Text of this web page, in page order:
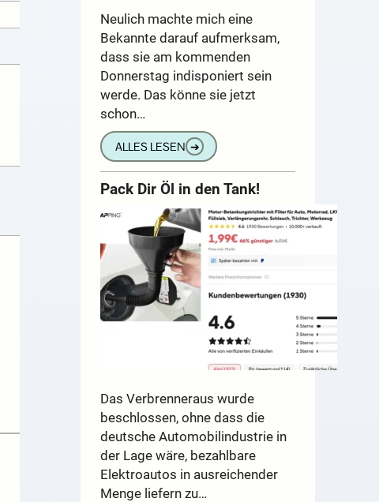
Neulich machte mich eine
Bekannte darauf aufmerksam,
dass sie am kommenden
Donnerstag indisponiert sein
werde. Das könne sie jetzt
schon…
ALLES LESEN ➔
Pack Dir Öl in den Tank!
Das Verbrenneraus wurde
beschlossen, ohne dass die
deutsche Automobilindustrie in
der Lage wäre, bezahlbare
Elektroautos in ausreichender
Menge liefern zu…